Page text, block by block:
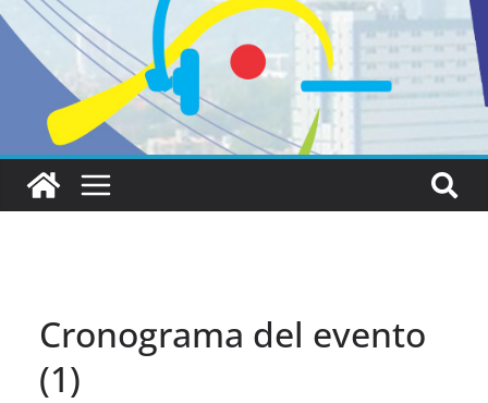
dinamiza la economía local
Salud mental a la mesa: la importancia de
hablarlo en familia
Lo que tienen en común la nueva Película Toy
Story 5 y el Papa León XIV
Cronograma del evento
(1)